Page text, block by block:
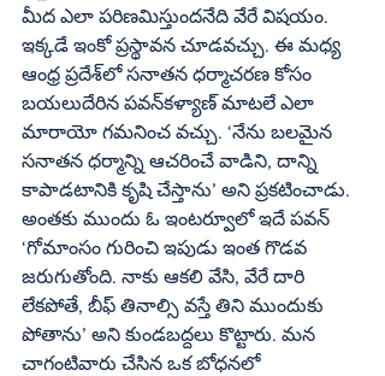
మీద ఎలా పరిణమిస్తుందనేది వేరే విషయం.
ఇక్కడే ఇంకో ప్రస్థావన చూడవచ్చు. ఈ మధ్య
ఆంధ్ర ప్రదేశ్‌లో సనాతన ధర్మాచరణ కోసం
బయలుదేరిన పవన్‌కళ్యాణ్‌ మాటలే ఎలా
మారాయో గమనించ వచ్చు. ‘నేను బలమైన
సనాతన ధర్మాన్ని ఆచరించే వాడిని, దాన్ని
కాపాడటానికి కృషి చేస్తాను’ అని ప్రకటించాడు.
అంతకు ముందు ఓ ఇంటర్వూలో ఇదే పవన్‌
‘గోమాంసం గురించి ఇపుడు ఇంత గొడవ
జరుగుతోంది. నాకు ఆకలి వేసి, వేరే దారి
లేకపోతే, బీఫ్‌ తినాల్సి వస్తే తిని ముందుకు
పోతాను’ అని కుండబద్దలు కొట్టారు. మన
చాగంటివారు చేసిన ఒక బోధనలో